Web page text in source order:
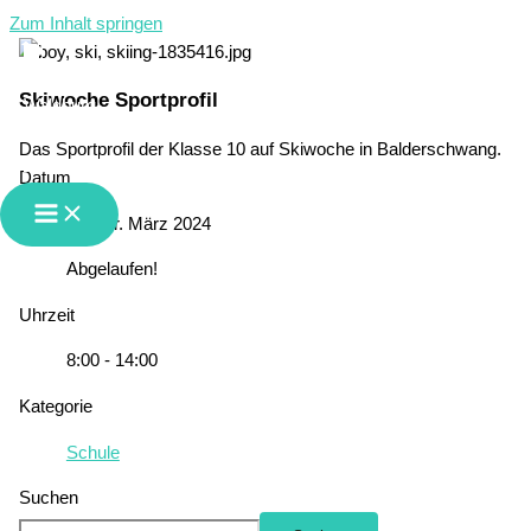
Zum Inhalt springen
GMS Waldburg-Vogt
Skiwoche Sportprofil
Das Sportprofil der Klasse 10 auf Skiwoche in Balderschwang.
Datum
Di. - Fr. März 2024
Abgelaufen!
Uhrzeit
8:00 - 14:00
Kategorie
Schule
Suchen